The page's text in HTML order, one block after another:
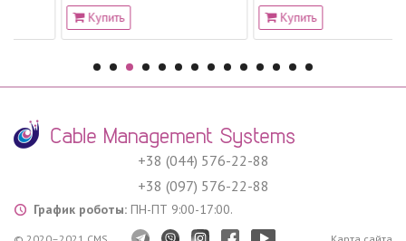
Купить Купить
+38 (044) 576-22-88
+38 (097) 576-22-88
График роботы: ПН-ПТ 9:00-17:00.
© 2020–2021 CMS Карта сайта